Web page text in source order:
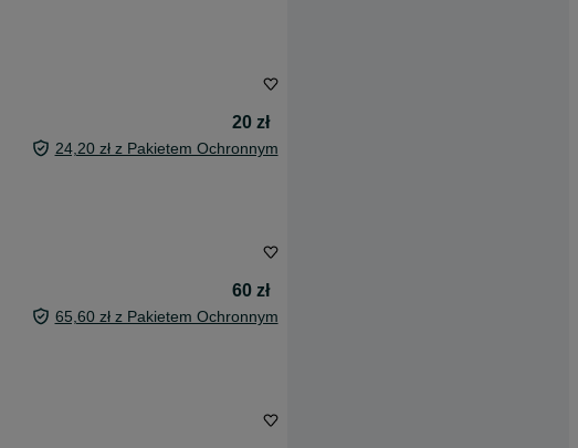
20 zł
24,20 zł z Pakietem Ochronnym
60 zł
65,60 zł z Pakietem Ochronnym